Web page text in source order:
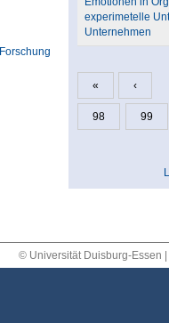
Forschung
experimetelle
Unternehmen
Seiten
« ‹
98 99
© Universität Duisburg-Essen |